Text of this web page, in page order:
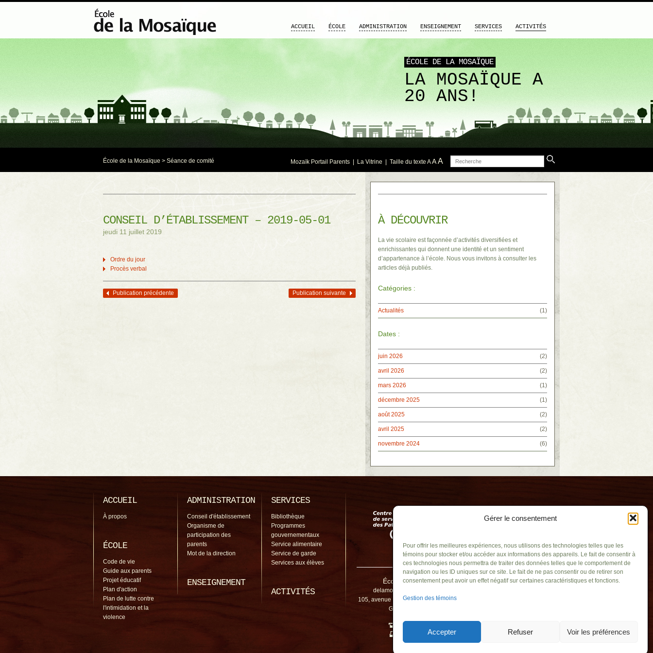
Gérer le consentement
Pour offrir les meilleures expériences, nous utilisons des technologies telles que les
témoins pour stocker et/ou accéder aux informations des appareils. Le fait de consentir à
ces technologies nous permettra de traiter des données telles que le comportement de
navigation ou les ID uniques sur ce site. Le fait de ne pas consentir ou de retirer son
consentement peut avoir un effet négatif sur certaines caractéristiques et fonctions.
Gestion des témoins
Accepter Refuser Voir les préférences
ÉCOLE DE LA MOSAÏQUE
LA MOSAÏQUE A
20 ANS!
ACCUEIL ÉCOLE ADMINISTRATION ENSEIGNEMENT SERVICES ACTIVITÉS
École de la Mosaïque > Séance de comité Mozaïk Portail Parents La Vitrine | Taille du texte A AA Recherche
CONSEIL D’ÉTABLISSEMENT – 2019-05-01
jeudi 11 juillet 2019
Ordre du jour
Procès verbal
Navigation des articles
Publication précédente Publication suivante
À DÉCOUVRIR
La vie scolaire est façonnée d’activités diversifiées et
enrichissantes qui donnent une identité et un sentiment
d’appartenance à l’école. Nous vous invitons à consulter les
articles déjà publiés.
Catégories :
Actualités (1)
Dates :
juin 2026 (2)
avril 2026 (2)
mars 2026 (1)
décembre 2025 (1)
août 2025 (2)
avril 2025 (2)
novembre 2024 (6)
ACCUEIL
À propos
ÉCOLE
Code de vie
Guide aux parents
Projet éducatif
Plan d'action
Plan de lutte contre
l'intimidation et la
violence
ADMINISTRATION
Conseil d'établissement
Organisme de
participation des
parents
Mot de la direction
ENSEIGNEMENT
SERVICES
Bibliothèque
Programmes
gouvernementaux
Service alimentaire
Service de garde
Services aux élèves
ACTIVITÉS
École de la Mosaïque
delamosaique@cssp.gouv.qc.ca
105, avenue de Montpellier, Saint-Basile-le-
Grand, QC, J3N 1C6
450 441-6719
450 441-6721